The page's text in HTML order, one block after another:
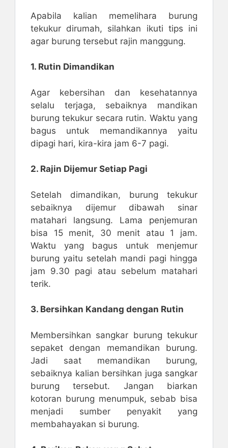
Apabila kalian memelihara burung
tekukur dirumah, silahkan ikuti tips ini
agar burung tersebut rajin manggung.
1. Rutin Dimandikan
Agar kebersihan dan kesehatannya
selalu terjaga, sebaiknya mandikan
burung tekukur secara rutin. Waktu yang
bagus untuk memandikannya yaitu
dipagi hari, kira-kira jam 6-7 pagi.
2. Rajin Dijemur Setiap Pagi
Setelah dimandikan, burung tekukur
sebaiknya dijemur dibawah sinar
matahari langsung. Lama penjemuran
bisa 15 menit, 30 menit atau 1 jam.
Waktu yang bagus untuk menjemur
burung yaitu setelah mandi pagi hingga
jam 9.30 pagi atau sebelum matahari
terik.
3. Bersihkan Kandang dengan Rutin
Membersihkan sangkar burung tekukur
sepaket dengan memandikan burung.
Jadi saat memandikan burung,
sebaiknya kalian bersihkan juga sangkar
burung tersebut. Jangan biarkan
kotoran burung menumpuk, sebab bisa
menjadi sumber penyakit yang
membahayakan si burung.